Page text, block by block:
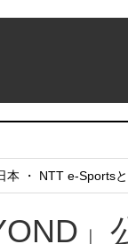
本 ・ NTT e-Sports
」